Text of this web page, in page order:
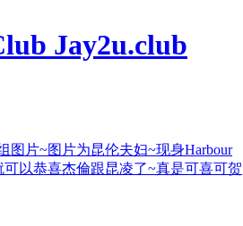
图片~图片为昆伦夫妇~现身Harbour
以恭喜杰倫跟昆凌了~真是可喜可贺